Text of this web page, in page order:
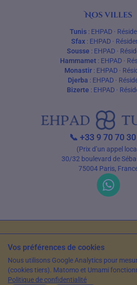
Nos villes
Tunis: EHPAD·
Sfax: EHPAD·
Sousse : EHPAD·
Hammamet: EHPAD·
Monastir: EHPAD·
Djerba : EHPAD ·
Bizerte : EHPAD ·
📞 +33 9 70 70
(Prix d’un appel
30/32 boulevard de
75004 Paris,
© 2026 EHPAD Tunisie — Tous
Article rédigé par Farès Bouslama, Président de
le8 janvier 2024
Vos préférences de cookies
Nous utilisons Google Analytics pour
(cookies tiers). Matomo et Umami
Politique de confidentialité